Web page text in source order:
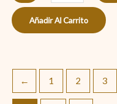
Añadir Al Carrito
← 1 2 3